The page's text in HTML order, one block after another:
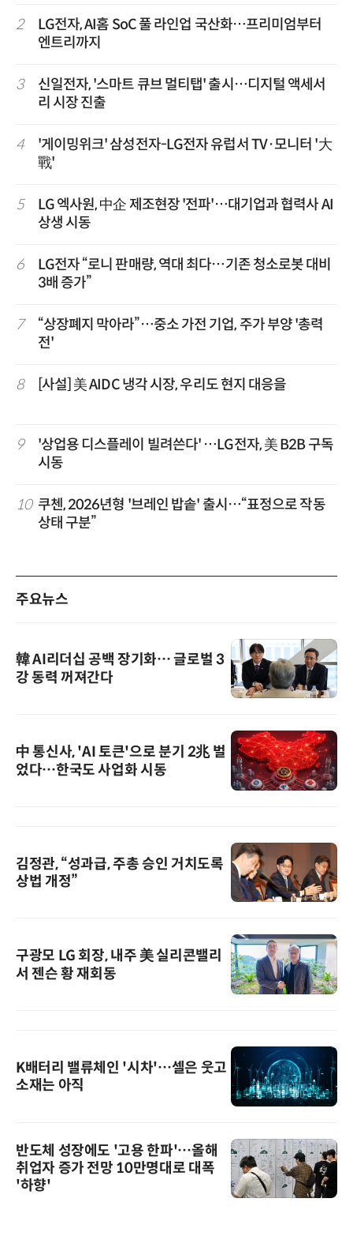
2
LG전자, AI홈 SoC 풀 라인업 국산화…프리미엄부터
엔트리까지
3
신일전자, '스마트 큐브 멀티탭' 출시…디지털 액세서
리 시장 진출
4
'게이밍위크' 삼성전자-LG전자 유럽서 TV·모니터 '大
戰'
5
LG 엑사원, 中企 제조현장 '전파'…대기업과 협력사 AI
상생 시동
6
LG전자 “로니 판매량, 역대 최다…기존 청소로봇 대비
3배 증가”
7
“상장폐지 막아라”…중소 가전 기업, 주가 부양 '총력
전'
8 [사설] 美 AIDC 냉각 시장, 우리도 현지 대응을
9
'상업용 디스플레이 빌려쓴다' …LG전자, 美 B2B 구독
시동
10 쿠첸, 2026년형 '브레인 밥솥' 출시…“표정으로 작동
상태 구분”
주요뉴스
韓 AI리더십 공백 장기화… 글로벌 3
강 동력 꺼져간다
中 통신사, 'AI 토큰'으로 분기 2兆 벌
었다…한국도 사업화 시동
김정관, “성과급, 주총 승인 거치도록
상법 개정”
구광모 LG 회장, 내주 美 실리콘밸리
서 젠슨 황 재회동
K배터리 밸류체인 '시차'…셀은 웃고
소재는 아직
반도체 성장에도 '고용 한파'…올해
취업자 증가 전망 10만명대로 대폭
'하향'